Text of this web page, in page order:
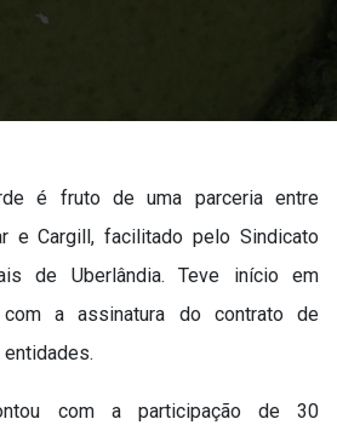
é fruto de uma parceria entre
e Cargill, facilitado pelo Sindicato
de Uberlândia. Teve início em
a assinatura do contrato de
com a participação de 30